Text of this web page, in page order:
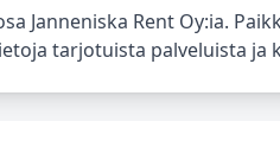
Janneniska Rent Oy:ia.
tarjotuista palveluista ja